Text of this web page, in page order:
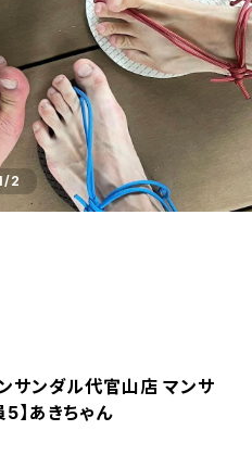
/2
ンダル代官山店 マンサ
】あきちゃん